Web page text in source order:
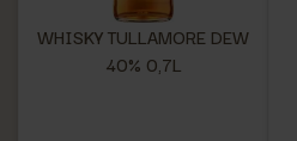
WHISKY TULLAMORE DEW
40% 0,7L